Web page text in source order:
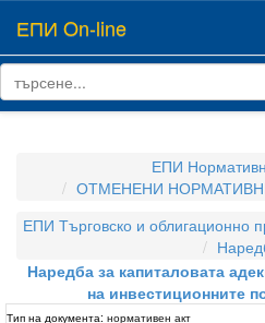
ЕПИ On-line
ЕПИ
ОТМЕНЕНИ
ЕПИ Търговско и облигационно
Наредба за капиталовата
на инвестиционните
Тип на документа: нормативен акт